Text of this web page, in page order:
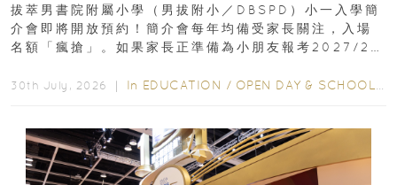
拔萃男書院附屬小學（男拔附小／DBSPD）小一入學簡
介會即將開放預約！簡介會每年均備受家長關注，入場
名額「瘋搶」。如果家長正準備為小朋友報考2027/28
30th July, 2026 ｜ In EDUCATION / OPEN DAY & SCHOOL EVENTS